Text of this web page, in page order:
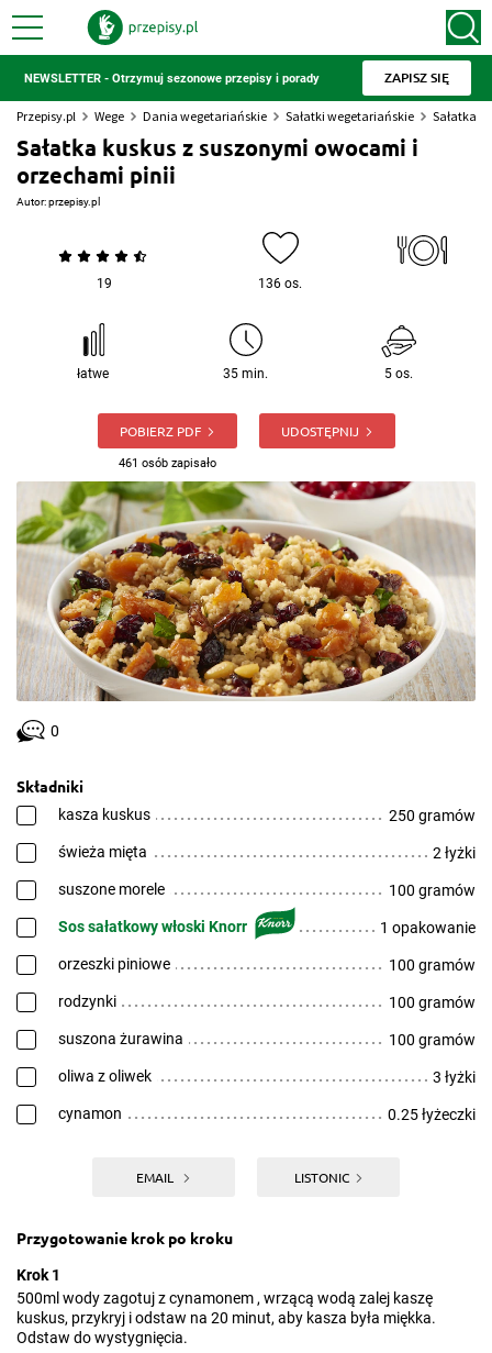
NEWSLETTER - Otrzymuj sezonowe przepisy i porady ZAPISZ SIĘ
Przepisy.pl Wege Dania wegetariańskie Sałatki wegetariańskie Sałatka
Sałatka kuskus z suszonymi owocami i
orzechami pinii
Autor:przepisy.pl
19 136 os.
łatwe 35 min. 5 os.
POBIERZ PDF
461 osób zapisało
UDOSTĘPNIJ
0
Składniki
kasza kuskus 250 gramów
świeża mięta 2 łyżki
suszone morele 100 gramów
Sos sałatkowy włoski Knorr 1 opakowanie
orzeszki piniowe 100 gramów
rodzynki 100 gramów
suszona żurawina 100 gramów
oliwa z oliwek 3 łyżki
cynamon 0.25 łyżeczki
EMAIL LISTONIC
Przygotowanie krok po kroku
Krok 1
500ml wody zagotuj z cynamonem , wrzącą wodą zalej kaszę
kuskus, przykryj i odstaw na 20 minut, aby kasza była miękka.
Odstaw do wystygnięcia.